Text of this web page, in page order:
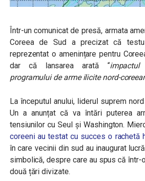
Într-un comunicat de presă, armata
Coreea de Sud a precizat că
reprezentat o amenințare pentru
dar că lansarea arată “
programului de arme ilicite nord-
La începutul anului, liderul suprem
Un a anunțat că va întări puterea
tensiunilor cu Seul și Washington.
coreeni au testat cu succes o rachetă
în care vecinii din sud au inaugurat
simbolică, despre care au spus că într-
două țări divizate.